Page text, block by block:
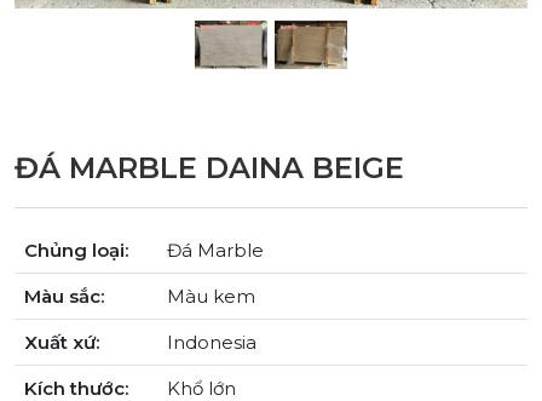
ĐÁ MARBLE DAINA BEIGE
Chủng loại:
Đá Marble
Màu sắc:
Màu kem
Xuất xứ:
Indonesia
Kích thước:
Khổ lớn